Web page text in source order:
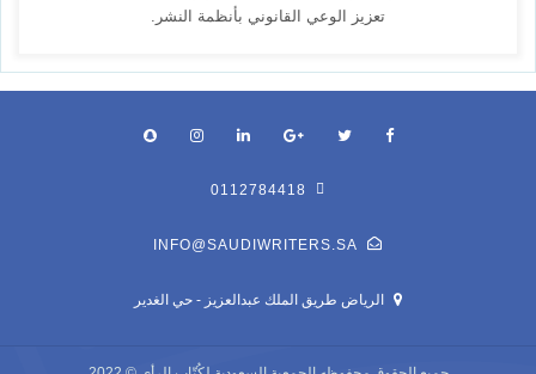
تعزيز الوعي القانوني بأنظمة النشر.
0112784418
INFO@SAUDIWRITERS.SA
الرياض طريق الملك عبدالعزيز - حي الغدير